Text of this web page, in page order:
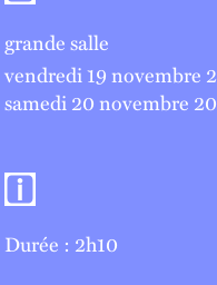
grande salle
vendredi 19 novembre
samedi 20 novembre
Informations pratiques
Durée : 2h10